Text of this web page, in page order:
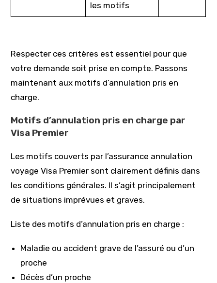
les motifs
Respecter ces critères est essentiel pour que
votre demande soit prise en compte. Passons
maintenant aux motifs d’annulation pris en
charge.
Motifs d’annulation pris en charge par
Visa Premier
Les motifs couverts par l’assurance annulation
voyage Visa Premier sont clairement définis dans
les conditions générales. Il s’agit principalement
de situations imprévues et graves.
Liste des motifs d’annulation pris en charge :
Maladie ou accident grave de l’assuré ou d’un
proche
Décès d’un proche